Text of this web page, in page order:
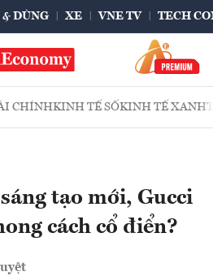
DÙNG XE VNE TV TECH
CHÍNHKINH TẾ SỐKINH TẾ XANH
tạo mới, Gucci
cách cổ điển?